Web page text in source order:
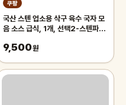
쿠팡
국산 스텐 업소용 삭구 육수 국자 모
음 소스 급식, 1개, 선택2-스텐파란
9,500원